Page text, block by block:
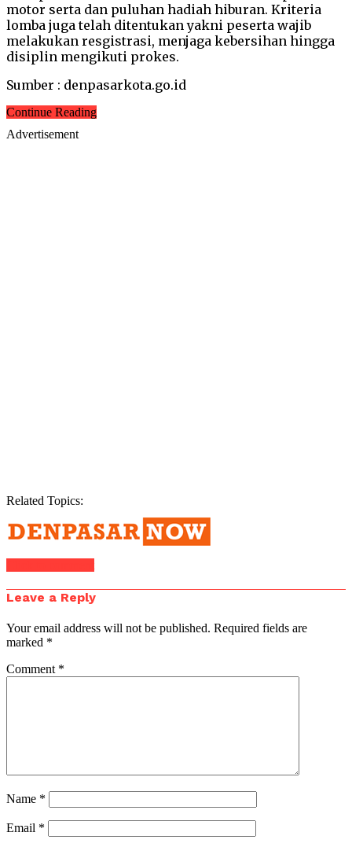
motor serta dan puluhan hadiah hiburan. Kriteria
lomba juga telah ditentukan yakni peserta wajib
melakukan resgistrasi, menjaga kebersihan hingga
disiplin mengikuti prokes.
Sumber : denpasarkota.go.id
Continue Reading
Advertisement
Related Topics:
Leave a Reply
Your email address will not be published. Required fields are
marked *
Comment *
Name *
Email *